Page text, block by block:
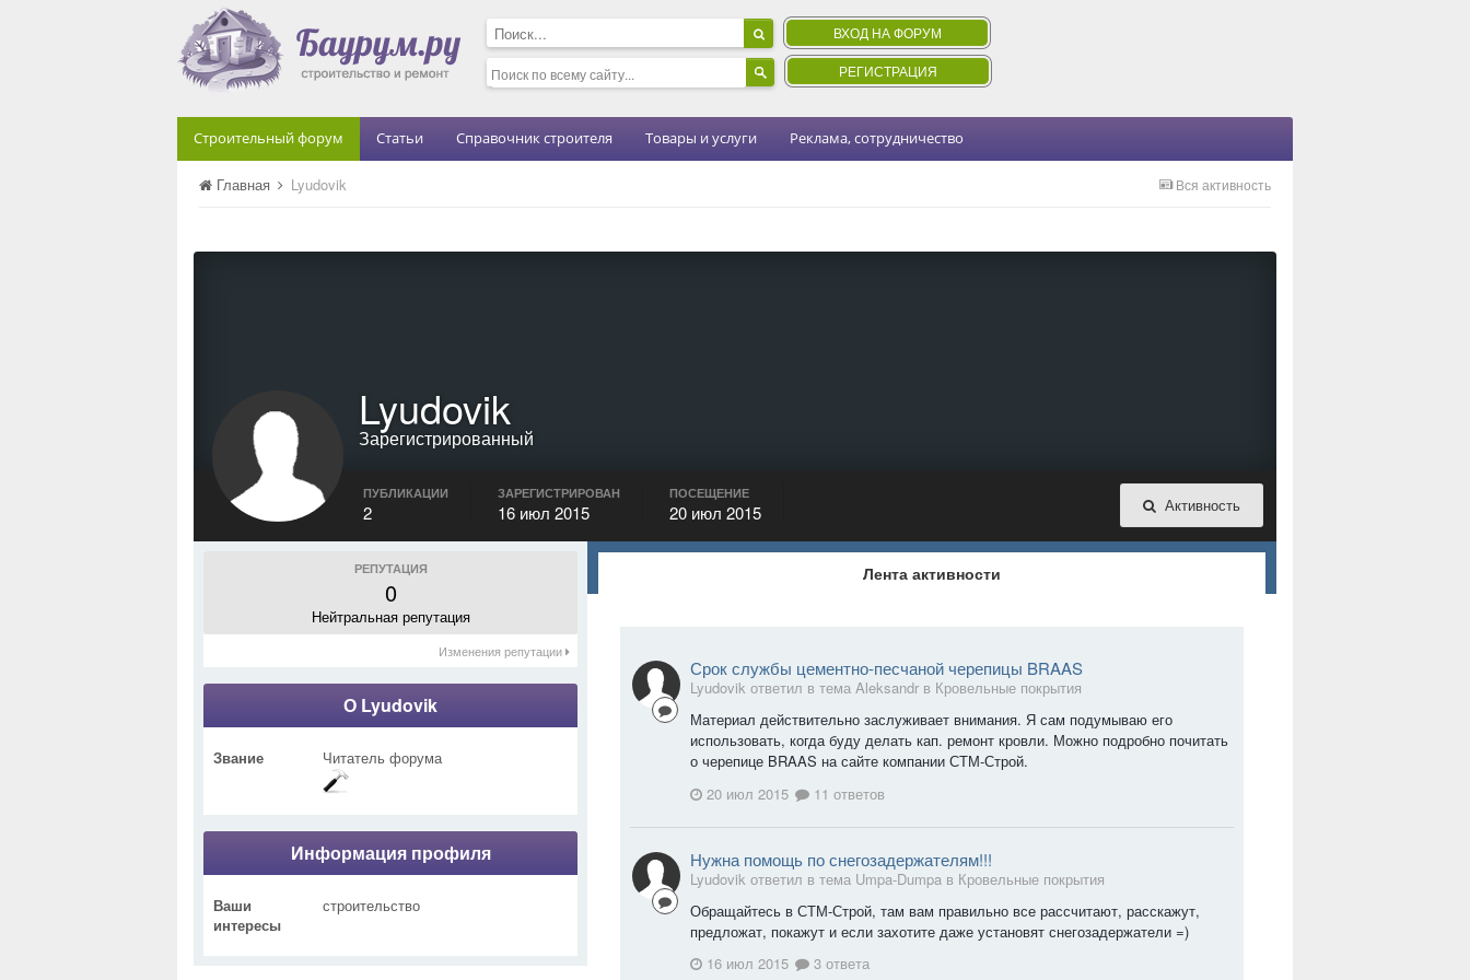
ВХОД НА ФОРУМ
РЕГИСТРАЦИЯ
Строительный форум Статьи Справочник строителя Товары и услуги Реклама, сотрудничество
Вся активность
Главная Lyudovik
Lyudovik
Зарегистрированный
Активность
ПУБЛИКАЦИИ
2
ЗАРЕГИСТРИРОВАН
16 июл 2015
ПОСЕЩЕНИЕ
20 июл 2015
РЕПУТАЦИЯ
0
Нейтральная репутация
Изменения репутации
О Lyudovik
Звание Читатель форума
Информация профиля
Ваши
интересы
строительство
Лента активности
Срок службы цементно-песчаной черепицы BRAAS
Lyudovik ответил в тема Aleksandr в Кровельные покрытия
Материал действительно заслуживает внимания. Я сам подумываю его
использовать, когда буду делать кап. ремонт кровли. Можно подробно почитать
о черепице BRAAS на сайте компании СТМ-Строй.
20 июл 2015
11 ответов
Нужна помощь по снегозадержателям!!!
Lyudovik ответил в тема Umpa-Dumpa в Кровельные покрытия
Обращайтесь в СТМ-Строй, там вам правильно все рассчитают, расскажут,
предложат, покажут и если захотите даже установят снегозадержатели =)
16 июл 2015
3 ответа